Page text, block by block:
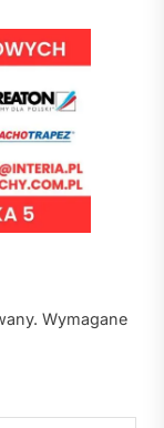
Wymagane